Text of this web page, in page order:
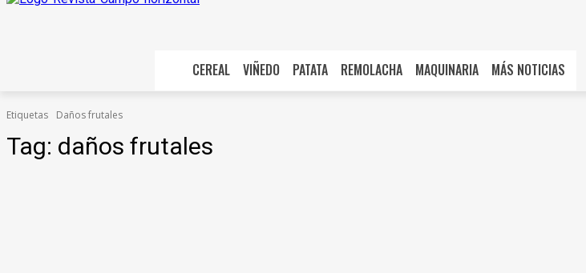
CEREAL VIÑEDO PATATA REMOLACHA MAQUINARIA MÁS NOTICIAS
Etiquetas Daños frutales
Tag: daños frutales